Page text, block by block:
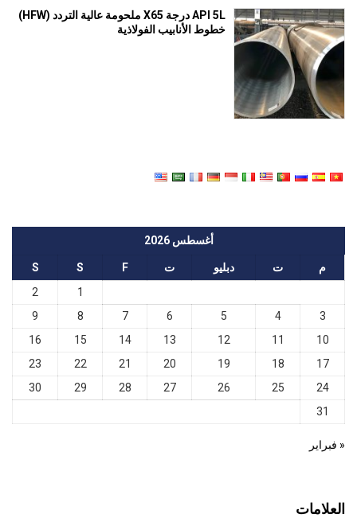
API 5L درجة X65 ملحومة عالية التردد (HFW)
خطوط الأنابيب الفولاذية
أغسطس 2026
م ت دبليو ت F
S
S
1
2
3
4
5
6
7
8
9
10
11
12
13
14
15
16
17
18
19
20
21
22
23
24
25
26
27
28
29
30
31
« فبراير
العلامات